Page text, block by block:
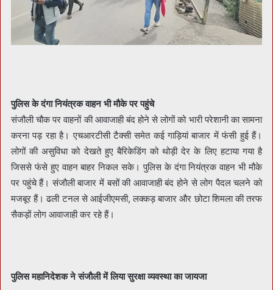
पुलिस के दंगा नियंत्रक वाहन भी मौके पर पहुंचे
संजौली चौक पर वाहनों की आवाजाही बंद होने से लोगों को भारी परेशानी का सामना
करना पड़ रहा है। एचआरटीसी टैक्सी समेत कई गाड़ियां बाजार में फंसी हुई हैं।
लोगों की असुविधा को देखते हुए बैरिकेडिंग को थोड़ी देर के लिए हटाया गया है
जिससे फंसे हुए वाहन बाहर निकल सके। पुलिस के दंगा नियंत्रक वाहन भी मौके
पर पहुंचे हैं। संजौली बाजार में बसों की आवाजाही बंद होने से लोग पैदल चलने को
मजबूर हैं। ढली टनल से आईजीएमसी, लक्कड़ बाजार और छोटा शिमला की तरफ
सैकड़ों लोग आवाजाही कर रहे हैं।
पुलिस महानिदेशक ने संजाैली में लिया सुरक्षा व्यवस्था का जायजा